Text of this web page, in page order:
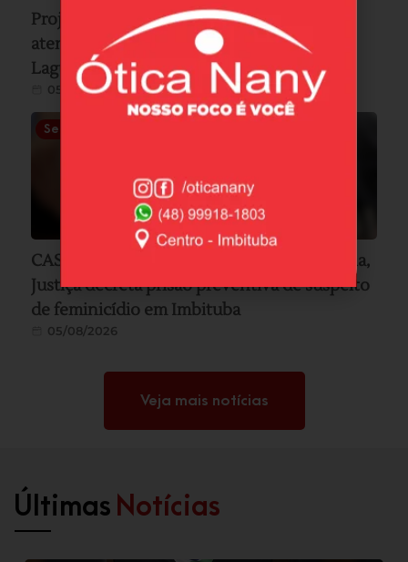
Projeto Saúde na Estrada da Ipiranga leva
atendimentos gratuitos a Paulo Lopes e
Laguna nesta semana
05/08/2026
Segurança
CASO VIVIANY: Após audiência de custódia,
Justiça decreta prisão preventiva de suspeito
de feminicídio em Imbituba
05/08/2026
Veja mais notícias
Últimas Notícias